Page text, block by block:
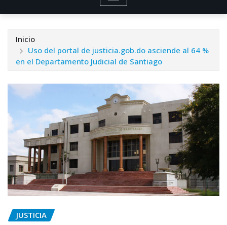
Inicio
Uso del portal de justicia.gob.do asciende al 64 %
en el Departamento Judicial de Santiago
JUSTICIA